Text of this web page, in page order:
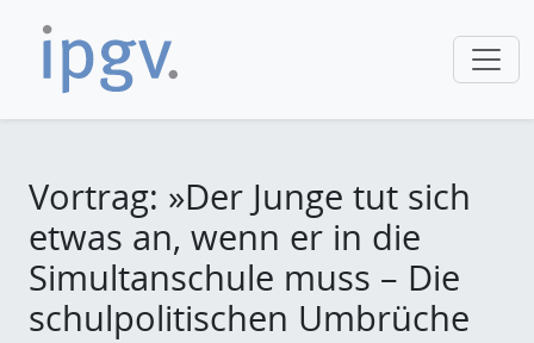
Vortrag: »Der Junge tut sich
etwas an, wenn er in die
Simultanschule muss – Die
schulpolitischen Umbrüche